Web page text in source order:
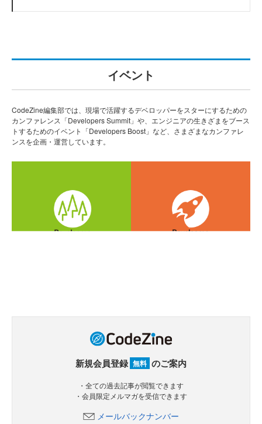
イベント
CodeZine編集部では、現場で活躍するデベロッパーをスターにするための
カンファレンス「Developers Summit」や、エンジニアの生きざまをブース
トするためのイベント「Developers Boost」など、さまざまなカンファレ
ンスを企画・運営しています。
新規会員登録 無料 のご案内
・全ての過去記事が閲覧できます
・会員限定メルマガを受信できます
メールバックナンバー